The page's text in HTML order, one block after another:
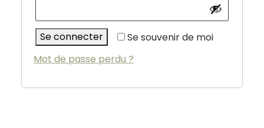
Se souvenir de moi
Se connecter
Mot de passe perdu ?